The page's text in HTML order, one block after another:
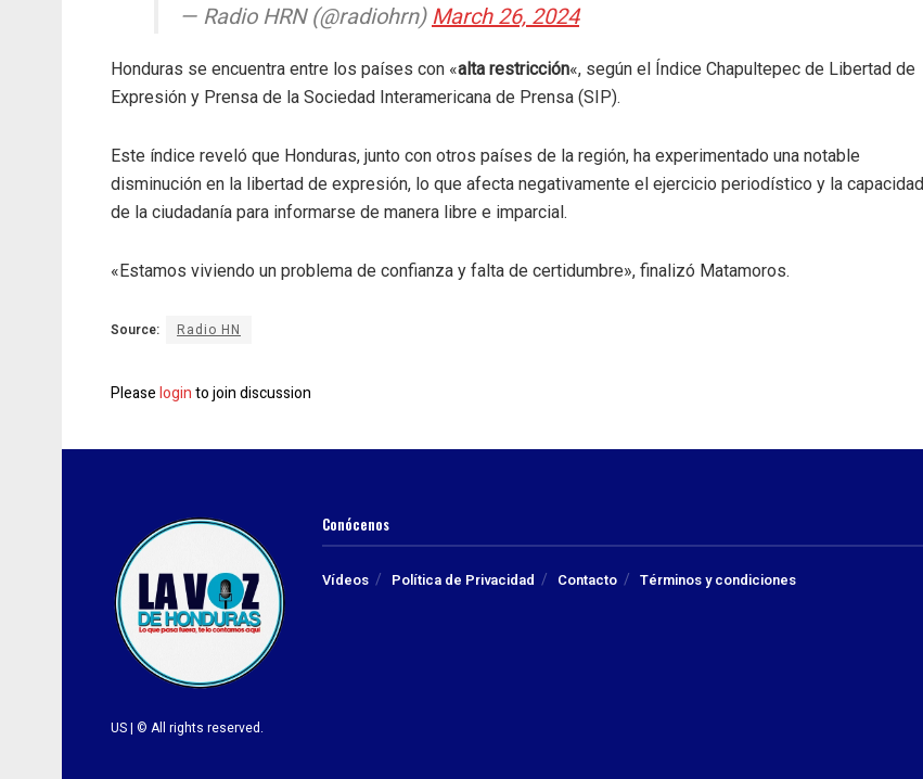
— Radio HRN (@radiohrn)March 26, 2024
Honduras se encuentra entre los países con «alta restricción«, según el Índice Chapultepec de Libertad de
Expresión y Prensa de la Sociedad Interamericana de Prensa (SIP).
Este índice reveló que Honduras, junto con otros países de la región, ha experimentado una notable
disminución en la libertad de expresión, lo que afecta negativamente el ejercicio periodístico y la capacidad
de la ciudadanía para informarse de manera libre e imparcial​​.
«Estamos viviendo un problema de confianza y falta de certidumbre», finalizó Matamoros.
Source: Radio HN
Pleaseloginto join discussion
US | © All rights reserved.
Conócenos
Vídeos Política de Privacidad Contacto Términos y condiciones